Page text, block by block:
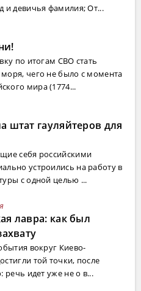
и девичья фамилия; От...
по итогам СВО стать
чего не было с момента
мира (1774...
штат гауляйтеров для
себя российскими
устроились на работу в
с одной целью ...
лавра: как был
вокруг Киево-
той точки, после
речь идет уже не о в...